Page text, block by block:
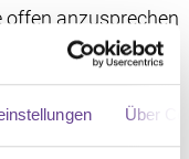
Über
offen anzusprechen
nicht die einzige.